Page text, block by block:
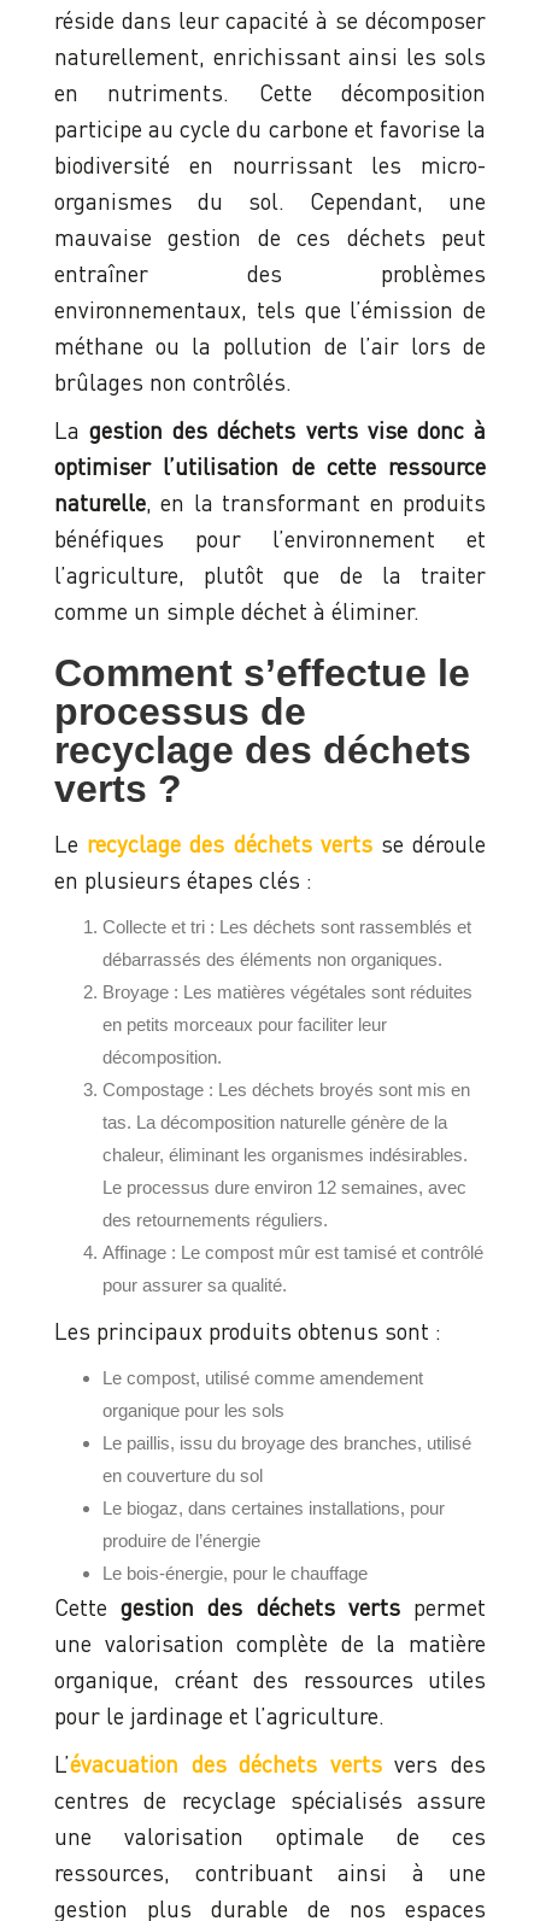
réside dans leur capacité à se décomposer
naturellement, enrichissant ainsi les sols
en nutriments. Cette décomposition
participe au cycle du carbone et favorise la
biodiversité en nourrissant les micro-
organismes du sol. Cependant, une
mauvaise gestion de ces déchets peut
entraîner des problèmes
environnementaux, tels que l’émission de
méthane ou la pollution de l’air lors de
brûlages non contrôlés.
Lagestion des déchets verts vise donc à
optimiser l’utilisation de cette ressource
naturelle, en la transformant en produits
bénéfiques pour l’environnement et
l’agriculture, plutôt que de la traiter
comme un simple déchet à éliminer.
Comment s’effectue le
processus de
recyclage des déchets
verts ?
Le recyclage des déchets vertsse déroule
en plusieurs étapes clés :
Collecte et tri : Les déchets sont rassemblés et
débarrassés des éléments non organiques.
Broyage : Les matières végétales sont réduites
en petits morceaux pour faciliter leur
décomposition.
Compostage : Les déchets broyés sont mis en
tas. La décomposition naturelle génère de la
chaleur, éliminant les organismes indésirables.
Le processus dure environ 12 semaines, avec
des retournements réguliers.
Affinage : Le compost mûr est tamisé et contrôlé
pour assurer sa qualité.
Les principaux produits obtenus sont :
Le compost, utilisé comme amendement
organique pour les sols
Le paillis, issu du broyage des branches, utilisé
en couverture du sol
Le biogaz, dans certaines installations, pour
produire de l’énergie
Le bois-énergie, pour le chauffage
Cettegestion des déchets vertspermet
une valorisation complète de la matière
organique, créant des ressources utiles
pour le jardinage et l’agriculture.
L’évacuation des déchets vertsvers des
centres de recyclage spécialisés assure
une valorisation optimale de ces
ressources, contribuant ainsi à une
gestion plus durable de nos espaces